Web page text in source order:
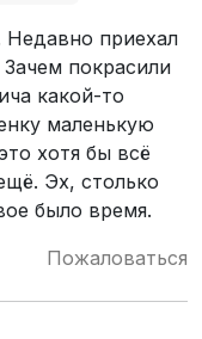
Недавно приехал
Зачем покрасили
какой-то
маленькую
хотя бы всё
Эх, столько
было время.
Пожаловаться